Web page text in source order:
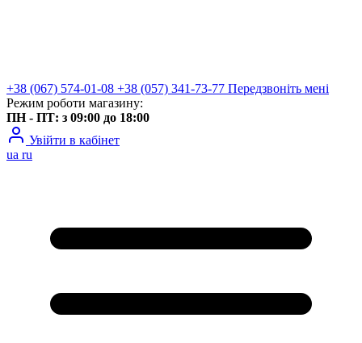
+38 (067) 574-01-08 +38 (057) 341-73-77 Передзвоніть мені
Режим роботи магазину:
ПН - ПТ: з 09:00 до 18:00
Увійти в кабінет
ua ru